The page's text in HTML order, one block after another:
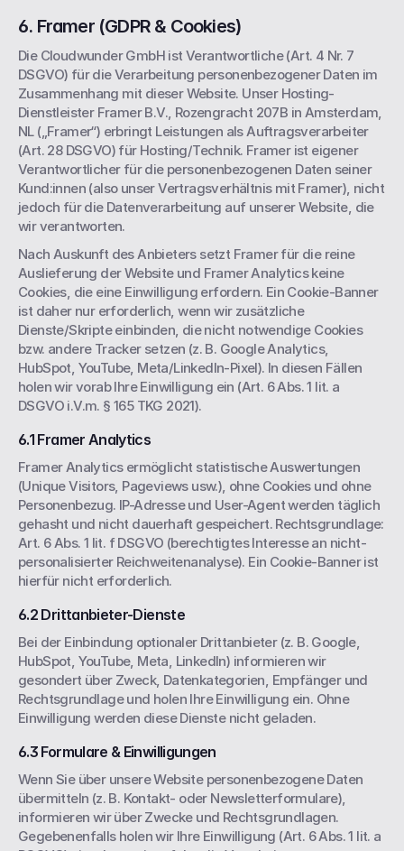
6. Framer (GDPR & Cookies)
Die Cloudwunder GmbH ist Verantwortliche (Art. 4 Nr. 7
DSGVO) für die Verarbeitung personenbezogener Daten im
Zusammenhang mit dieser Website. Unser Hosting-
Dienstleister Framer B.V., Rozengracht 207B in Amsterdam,
NL („Framer“) erbringt Leistungen als Auftragsverarbeiter
(Art. 28 DSGVO) für Hosting/Technik. Framer ist eigener
Verantwortlicher für die personenbezogenen Daten seiner
Kund:innen (also unser Vertragsverhältnis mit Framer), nicht
jedoch für die Datenverarbeitung auf unserer Website, die
wir verantworten.
Nach Auskunft des Anbieters setzt Framer für die reine
Auslieferung der Website und Framer Analytics keine
Cookies, die eine Einwilligung erfordern. Ein Cookie-Banner
ist daher nur erforderlich, wenn wir zusätzliche
Dienste/Skripte einbinden, die nicht notwendige Cookies
bzw. andere Tracker setzen (z. B. Google Analytics,
HubSpot, YouTube, Meta/LinkedIn-Pixel). In diesen Fällen
holen wir vorab Ihre Einwilligung ein (Art. 6 Abs. 1 lit. a
DSGVO i.V.m. § 165 TKG 2021).
6.1 Framer Analytics
Framer Analytics ermöglicht statistische Auswertungen
(Unique Visitors, Pageviews usw.), ohne Cookies und ohne
Personenbezug. IP-Adresse und User-Agent werden täglich
gehasht und nicht dauerhaft gespeichert. Rechtsgrundlage:
Art. 6 Abs. 1 lit. f DSGVO (berechtigtes Interesse an nicht-
personalisierter Reichweitenanalyse). Ein Cookie-Banner ist
hierfür nicht erforderlich.
6.2 Drittanbieter-Dienste
Bei der Einbindung optionaler Drittanbieter (z. B. Google,
HubSpot, YouTube, Meta, LinkedIn) informieren wir
gesondert über Zweck, Datenkategorien, Empfänger und
Rechtsgrundlage und holen Ihre Einwilligung ein. Ohne
Einwilligung werden diese Dienste nicht geladen.
6.3 Formulare & Einwilligungen
Wenn Sie über unsere Website personenbezogene Daten
übermitteln (z. B. Kontakt- oder Newsletterformulare),
informieren wir über Zwecke und Rechtsgrundlagen.
Gegebenenfalls holen wir Ihre Einwilligung (Art. 6 Abs. 1 lit. a